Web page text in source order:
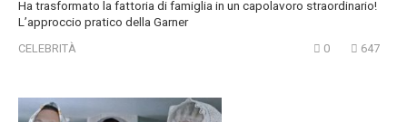
Ha trasformato la fattoria di famiglia in un capolavoro straordinario!
L’approccio pratico della Garner
CELEBRITÀ 0 647